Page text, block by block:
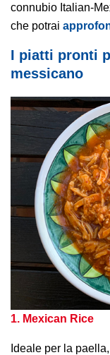
connubio Italian-
che potrai
I piatti pronti
messicano
1. Mexican Rice
Ideale per la paella,